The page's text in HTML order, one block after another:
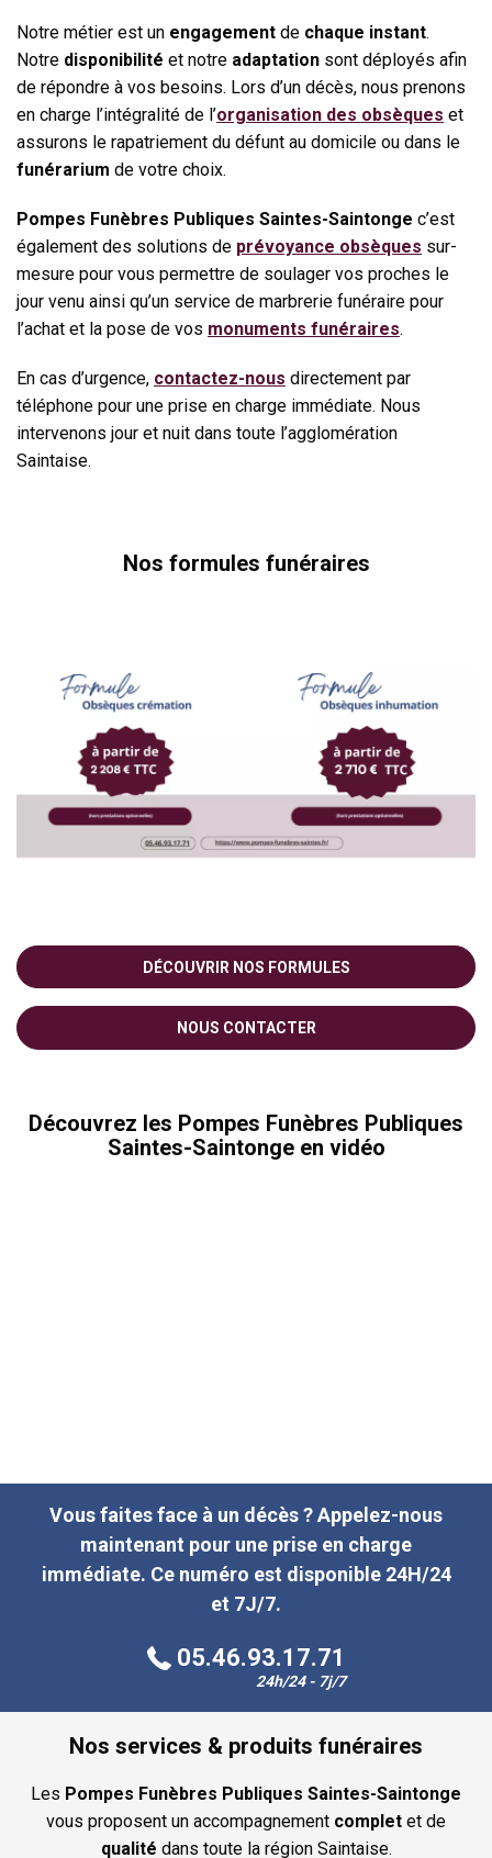
Notre métier est un engagement de chaque instant.
Notre disponibilité et notre adaptation sont déployés afin
de répondre à vos besoins. Lors d’un décès, nous prenons
en charge l’intégralité de l’organisation des obsèques et
assurons le rapatriement du défunt au domicile ou dans le
funérarium de votre choix.
Pompes Funèbres Publiques Saintes-Saintonge c’est
également des solutions de prévoyance obsèques sur-
mesure pour vous permettre de soulager vos proches le
jour venu ainsi qu’un service de marbrerie funéraire pour
l’achat et la pose de vos monuments funéraires.
En cas d’urgence, contactez-nous directement par
téléphone pour une prise en charge immédiate. Nous
intervenons jour et nuit dans toute l’agglomération
Saintaise.
Nos formules funéraires
DÉCOUVRIR NOS FORMULES
NOUS CONTACTER
Découvrez les Pompes Funèbres Publiques
Saintes-Saintonge en vidéo
Vous faites face à un décès ? Appelez-nous
maintenant pour une prise en charge
immédiate. Ce numéro est disponible 24H/24
et 7J/7.
05.46.93.17.71
24h/24 - 7j/7
Nos services & produits funéraires
Les Pompes Funèbres Publiques Saintes-Saintonge
vous proposent un accompagnement complet et de
qualité dans toute la région Saintaise.